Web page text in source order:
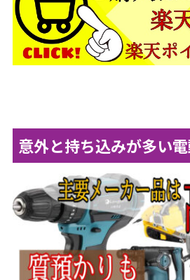
意外と持ち込みが多い